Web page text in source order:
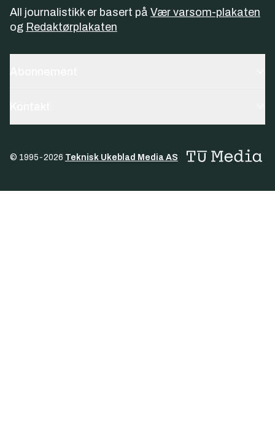
All journalistikk er basert på Vær varsom-plakaten
og Redaktørplakaten
© 1995-2026 Teknisk Ukeblad Media AS